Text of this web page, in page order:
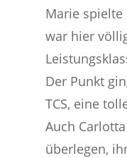
Marie
war hier
Der Punkt
TCS, eine
Auch
überlegen,